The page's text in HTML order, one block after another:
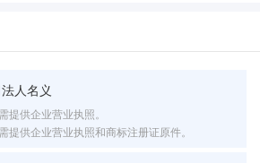
人名义
提供企业营业执照。
提供企业营业执照和商标注册证原件。